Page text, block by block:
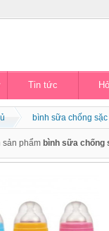
Tin tức
bình sữa chống
sản phẩm bình sữa chống